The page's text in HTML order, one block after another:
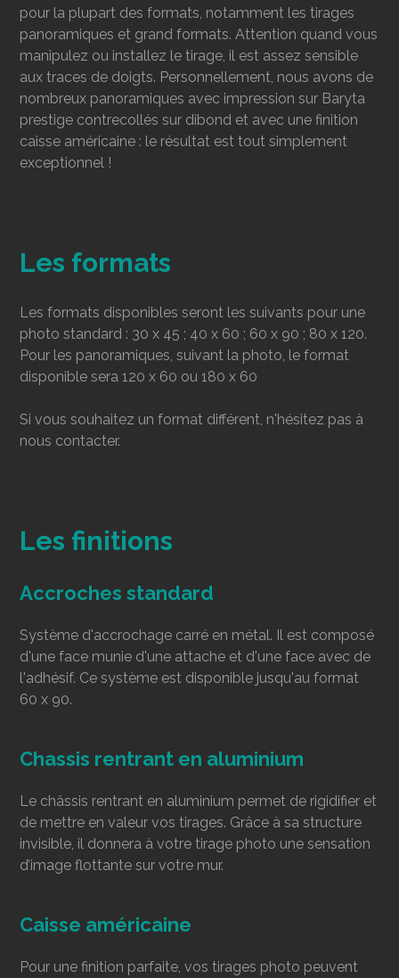
pour la plupart des formats, notamment les tirages
panoramiques et grand formats. Attention quand vous
manipulez ou installez le tirage, il est assez sensible
aux traces de doigts. Personnellement, nous avons de
nombreux panoramiques avec impression sur Baryta
prestige contrecollés sur dibond et avec une finition
caisse américaine : le résultat est tout simplement
exceptionnel !
Les formats
Les formats disponibles seront les suivants pour une
photo standard : 30 x 45 ; 40 x 60 ; 60 x 90 ; 80 x 120.
Pour les panoramiques, suivant la photo, le format
disponible sera 120 x 60 ou 180 x 60
Si vous souhaitez un format différent, n'hésitez pas à
nous contacter.
Les finitions
Accroches standard
Système d'accrochage carré en métal. Il est composé
d'une face munie d'une attache et d'une face avec de
l'adhésif. Ce système est disponible jusqu'au format
60 x 90.
Chassis rentrant en aluminium
Le châssis rentrant en aluminium permet de rigidifier et
de mettre en valeur vos tirages. Grâce à sa structure
invisible, il donnera à votre tirage photo une sensation
d’image flottante sur votre mur.
Caisse américaine
Pour une finition parfaite, vos tirages photo peuvent